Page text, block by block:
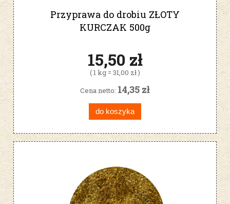
Przyprawa do drobiu ZŁOTY
KURCZAK 500g
15,50 zł
( 1 kg = 31,00 zł )
Cena netto: 14,35 zł
do koszyka